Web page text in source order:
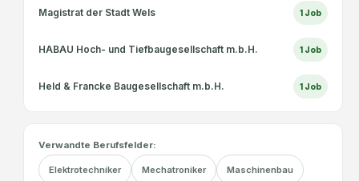
Magistrat der Stadt Wels 1 Job
HABAU Hoch- und Tiefbaugesellschaft m.b.H. 1 Job
Held & Francke Baugesellschaft m.b.H. 1 Job
Verwandte Berufsfelder:
Elektrotechniker Mechatroniker Maschinenbau